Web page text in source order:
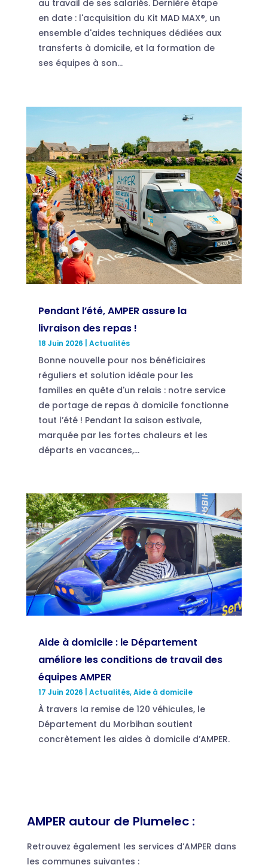
au travail de ses salariés. Dernière étape
en date : l'acquisition du Kit MAD MAX®, un
ensemble d'aides techniques dédiées aux
transferts à domicile, et la formation de
ses équipes à son...
Pendant l’été, AMPER assure la
livraison des repas !
18 Juin 2026 Actualités
Bonne nouvelle pour nos bénéficiaires
réguliers et solution idéale pour les
familles en quête d'un relais : notre service
de portage de repas à domicile fonctionne
tout l’été ! Pendant la saison estivale,
marquée par les fortes chaleurs et les
départs en vacances,...
Aide à domicile : le Département
améliore les conditions de travail des
équipes AMPER
17 Juin 2026 Actualités,Aide à domicile
À travers la remise de 120 véhicules, le
Département du Morbihan soutient
concrètement les aides à domicile d’AMPER.
AMPER autour de Plumelec :
Retrouvez également les services d’AMPER dans
les communes suivantes :